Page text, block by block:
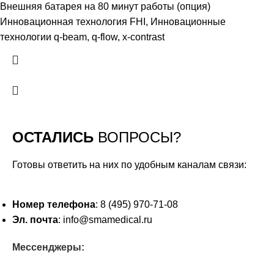
Внешняя батарея на 80 минут работы (опция)
Инновационная технология FHI, Инновационные
технологии q-beam, q-flow, x-contrast
ОСТАЛИСЬ ВОПРОСЫ?
Готовы ответить на них по удобным каналам связи:
Номер телефона: 8 (495) 970-71-08
Эл. почта: info@smamedical.ru
Мессенджеры: